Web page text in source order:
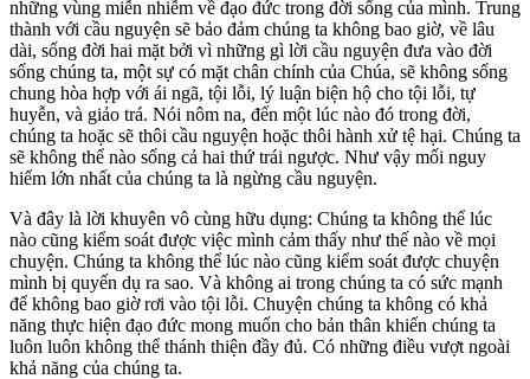
những vùng miễn nhiễm về đạo đức trong đời sống của mình. Trung
thành với cầu nguyện sẽ bảo đảm chúng ta không bao giờ, về lâu
dài, sống đời hai mặt bởi vì những gì lời cầu nguyện đưa vào đời
sống chúng ta, một sự có mặt chân chính của Chúa, sẽ không sống
chung hòa hợp với ái ngã, tội lỗi, lý luận biện hộ cho tội lỗi, tự
huyễn, và giảo trá. Nói nôm na, đến một lúc nào đó trong đời,
chúng ta hoặc sẽ thôi cầu nguyện hoặc thôi hành xử tệ hại. Chúng ta
sẽ không thể nào sống cả hai thứ trái ngược. Như vậy mối nguy
hiểm lớn nhất của chúng ta là ngừng cầu nguyện.
Và đây là lời khuyên vô cùng hữu dụng: Chúng ta không thể lúc
nào cũng kiểm soát được việc mình cảm thấy như thế nào về mọi
chuyện. Chúng ta không thể lúc nào cũng kiểm soát được chuyện
mình bị quyến dụ ra sao. Và không ai trong chúng ta có sức mạnh
để không bao giờ rơi vào tội lỗi. Chuyện chúng ta không có khả
năng thực hiện đạo đức mong muốn cho bản thân khiến chúng ta
luôn luôn không thể thánh thiện đầy đủ. Có những điều vượt ngoài
khả năng của chúng ta.